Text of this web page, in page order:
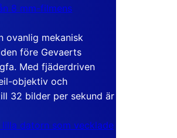
8 mm-filmens
ovanlig mekanisk
före Gevaerts
Med fjäderdriven
objektiv och
32 bilder per sekund är
lilla datorn som vecklade